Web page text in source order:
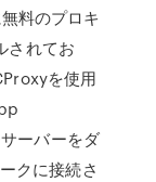
料のプロキ
されてお
を使用
ーバーをダ
クに接続さ